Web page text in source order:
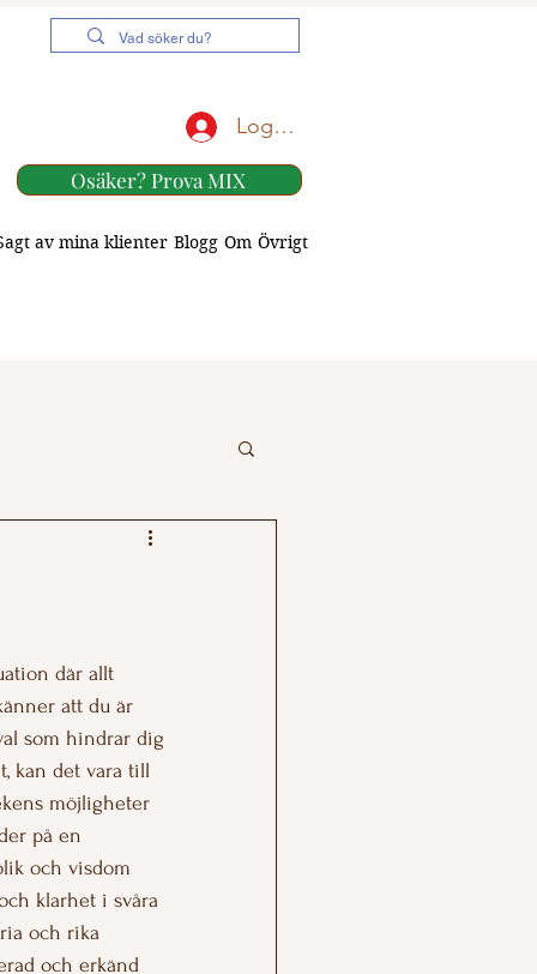
Logga in
Osäker? Prova MIX
av mina klienter Blogg Om Övrigt
där allt
att du är
som hindrar dig
kan det vara till
möjligheter
på en
och visdom
klarhet i svåra
och rika
och erkänd